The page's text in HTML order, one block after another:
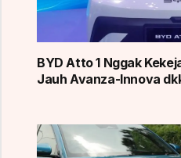
BYD Atto 1 Nggak
Jauh Avanza-Innova